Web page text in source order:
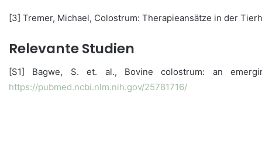
[3] Tremer, Michael, Colostrum: Therapieansätze in der
Relevante Studien
[S1] Bagwe, S. et. al., Bovine colostrum: an
https://pubmed.ncbi.nlm.nih.gov/25781716/